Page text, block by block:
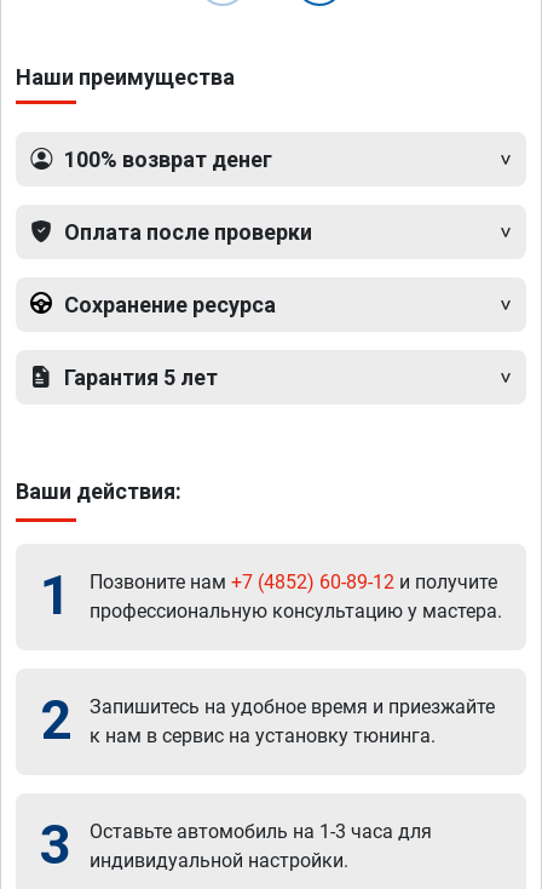
Наши преимущества
100% возврат денег
Оплата после проверки
Сохранение ресурса
Гарантия 5 лет
Ваши действия:
1 Позвоните нам +7 (4852) 60-89-12 и получите
профессиональную консультацию у мастера.
2
Запишитесь на удобное время и приезжайте
к нам в сервис на установку тюнинга.
3
Оставьте автомобиль на 1-3 часа для
индивидуальной настройки.